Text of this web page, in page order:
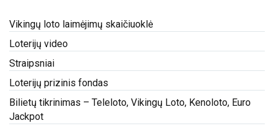
Vikingų loto laimėjimų skaičiuoklė
Loterijų video
Straipsniai
Loterijų prizinis fondas
Bilietų tikrinimas – Teleloto, Vikingų Loto, Kenoloto, Euro
Jackpot